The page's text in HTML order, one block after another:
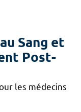
Sang et
Post-
les médecins